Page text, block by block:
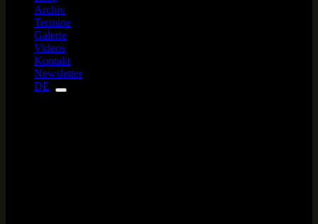
Archiv
Termine
Galerie
Videos
Kontakt
Newsletter
DE